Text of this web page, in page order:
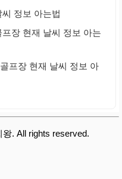
정보 아는법
장 현재 날씨 정보 아는
프장 현재 날씨 정보 아
. All rights reserved.